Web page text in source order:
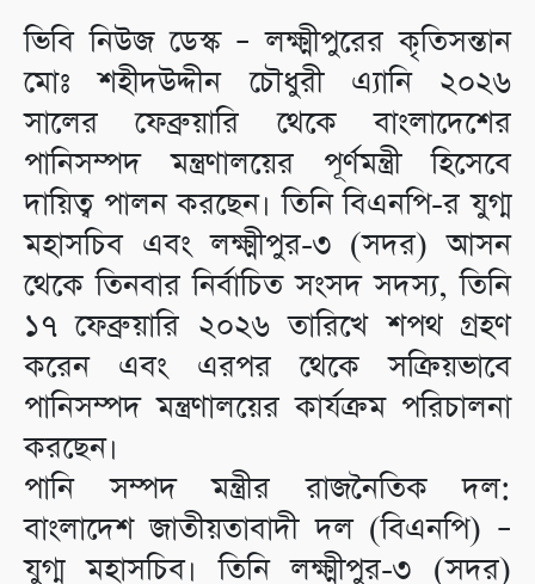
ভিবি নিউজ ডেস্ক – লক্ষ্মীপুরের কৃতিসন্তান
মোঃ শহীদউদ্দীন চৌধুরী এ্যানি ২০২৬
সালের ফেব্রুয়ারি থেকে বাংলাদেশের
পানিসম্পদ মন্ত্রণালয়ের পূর্ণমন্ত্রী হিসেবে
দায়িত্ব পালন করছেন। তিনি বিএনপি-র যুগ্ম
মহাসচিব এবং লক্ষ্মীপুর-৩ (সদর) আসন
থেকে তিনবার নির্বাচিত সংসদ সদস্য, তিনি
১৭ ফেব্রুয়ারি ২০২৬ তারিখে শপথ গ্রহণ
করেন এবং এরপর থেকে সক্রিয়ভাবে
পানিসম্পদ মন্ত্রণালয়ের কার্যক্রম পরিচালনা
করছেন।
পানি সম্পদ মন্ত্রীর রাজনৈতিক দল:
বাংলাদেশ জাতীয়তাবাদী দল (বিএনপি) –
যুগ্ম মহাসচিব। তিনি লক্ষ্মীপুর-৩ (সদর)